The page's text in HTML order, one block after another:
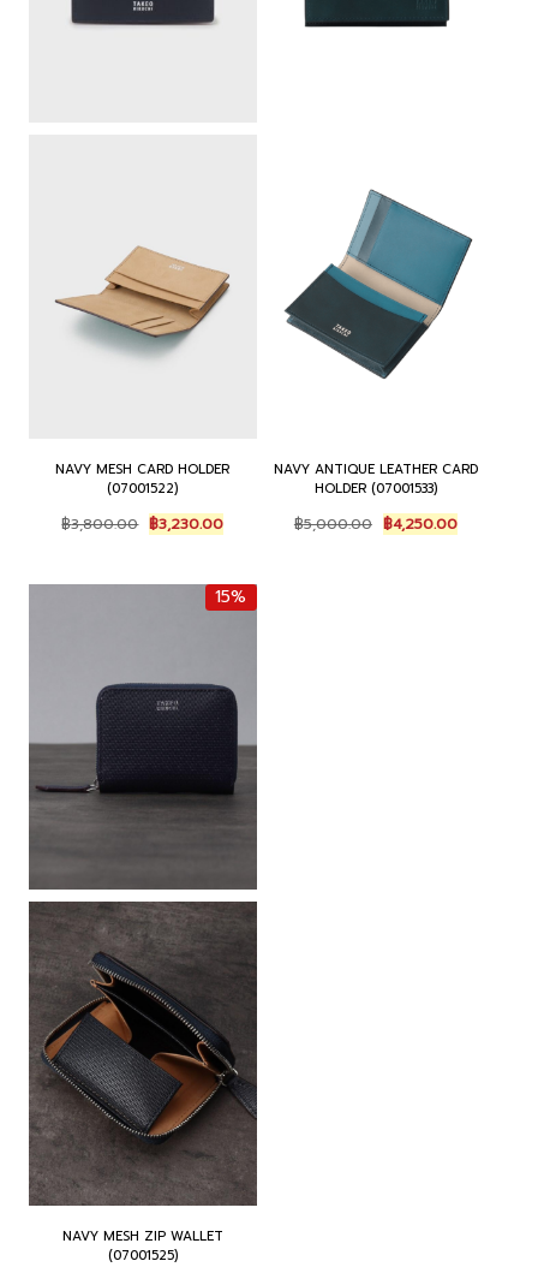
NAVY MESH CARD HOLDER
(07001522)
฿3,800.00 Original
price
฿3,800.00.
฿3,230.00Current
price
฿3,230.00.
NAVY ANTIQUE LEATHER CARD
HOLDER (07001533)
฿5,000.00 Original
price
฿4,250.00Current
price
15%
NAVY MESH ZIP WALLET
(07001525)